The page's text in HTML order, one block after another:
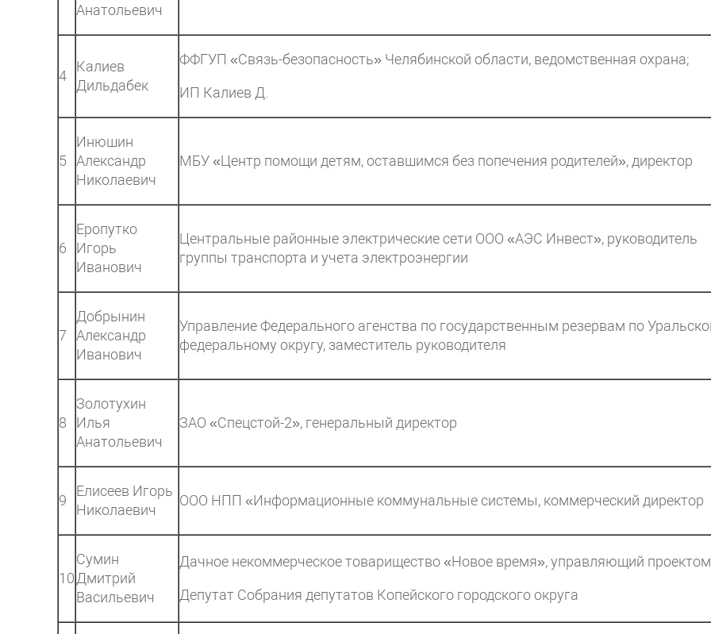
Анатольевич
4
Калиев
Дильдабек
ФФГУП «Связь-безопасность» Челябинской области, ведомственная охрана;
ИП Калиев Д.
5
Инюшин
Александр
Николаевич
МБУ «Центр помощи детям, оставшимся без попечения родителей», директор
6
Еропутко
Игорь
Иванович
Центральные районные электрические сети ООО «АЭС Инвест», руководитель
группы транспорта и учета электроэнергии
7
Добрынин
Александр
Иванович
Управление Федерального агенства по государственным резервам по
федеральному округу, заместитель руководителя
8
Золотухин
Илья
Анатольевич
ЗАО «Спецстой-2», генеральный директор
9
Елисеев Игорь
Николаевич
ООО НПП «Информационные коммунальные системы, коммерческий директор
10
Сумин
Дмитрий
Васильевич
Дачное некоммерческое товарищество «Новое время», управляющий проектом
Депутат Собрания депутатов Копейского городского округа